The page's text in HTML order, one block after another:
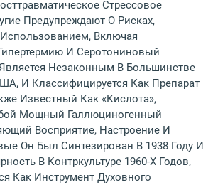
Стрессовое
Предупреждают О Рисках,
Включая
И Серотониновый
Незаконным В Большинстве
И Классифицируется Как Препарат
Известный Как «кислота»,
Мощный Галлюциногенный
Восприятие, Настроение И
Он Был Синтезирован В 1938 Году И
В Контркультуре 1960-Х Годов,
Как Инструмент Духовного